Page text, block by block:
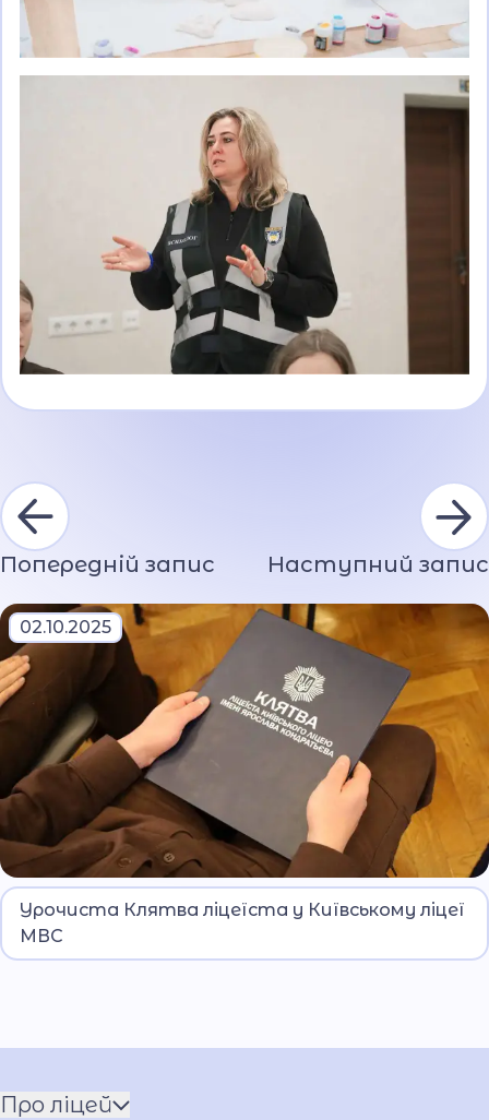
Попередній запис Наступний запис
02.10.2025
1 жовтня в Київському ліцеї МВС відбулася
знакова подія — урочистий захід з нагоди
Урочиста Клятва ліцеїста у Київському ліцеї
МВС
Про ліцей